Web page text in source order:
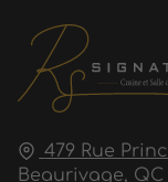
479 Rue
Beaurivage, QC